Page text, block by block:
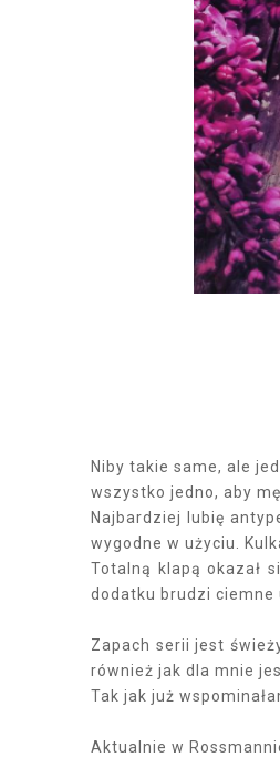
Niby takie same, ale
wszystko jedno, aby
Najbardziej lubię
wygodne w użyciu.
Totalną klapą okazał
dodatku brudzi ciemne
Zapach serii jest
również jak dla mnie
Tak jak już
Aktualnie w